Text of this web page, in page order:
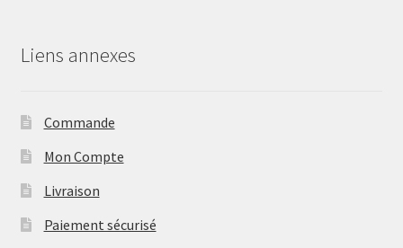
Liens annexes
Commande
Mon Compte
Livraison
Paiement sécurisé